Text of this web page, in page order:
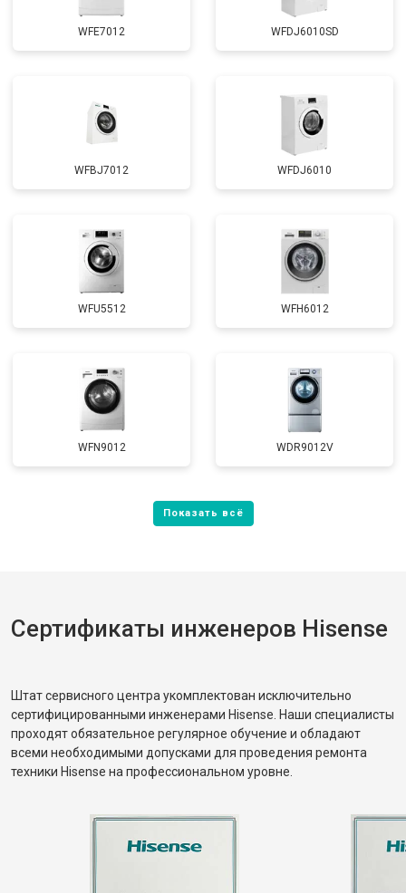
WFE7012 WFDJ6010SD
WFBJ7012 WFDJ6010
WFU5512 WFH6012
WFN9012 WDR9012V
Сертификаты инженеров Hisense
Штат сервисного центра укомплектован исключительно
сертифицированными инженерами Hisense. Наши специалисты
проходят обязательное регулярное обучение и обладают
всеми необходимыми допусками для проведения ремонта
техники Hisense на профессиональном уровне.